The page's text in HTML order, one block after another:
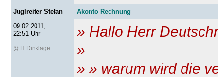
Juglreiter Stefan
09.02.2011,
22:51 Uhr
@ H.Dinklage
Akonto Rechnung
» Hallo Herr
»
» » warum wird die